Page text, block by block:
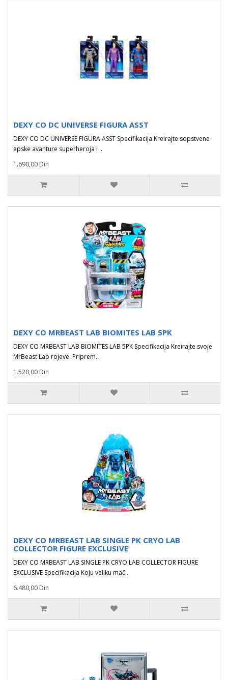
DEXY CO DC UNIVERSE FIGURA ASST
DEXY CO DC UNIVERSE FIGURA ASST Specifikacija Kreirajte sopstvene
epske avanture superheroja i ..
1.690,00 Din
DEXY CO MRBEAST LAB BIOMITES LAB 5PK
DEXY CO MRBEAST LAB BIOMITES LAB 5PK Specifikacija Kreirajte svoje
MrBeast Lab rojeve. Priprem..
1.520,00 Din
DEXY CO MRBEAST LAB SINGLE PK CRYO LAB
COLLECTOR FIGURE EXCLUSIVE
DEXY CO MRBEAST LAB SINGLE PK CRYO LAB COLLECTOR FIGURE
EXCLUSIVE Specifikacija Koju veliku mač..
6.480,00 Din